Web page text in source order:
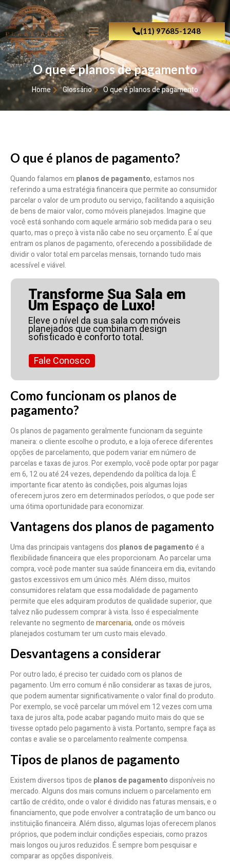
(11) 97685-1248
O que é planos de pagamento
Home Glossário O que é planos de pagamento
O que é planos de pagamento?
Quando falamos em planos de pagamento, estamos nos
referindo a uma estratégia financeira que permite ao consumidor
parcelar o valor de um produto ou serviço, facilitando a aquisição
de bens de maior valor, como móveis planejados. Imagine que
você está sonhando com aquele armário sob medida para o seu
quarto, mas o preço à vista não cabe no seu orçamento. É aí que
entram os planos de pagamento, oferecendo a possibilidade de
dividir o valor total em parcelas mensais, tornando tudo mais
acessível e viável.
Transforme Sua Sala em
Um Espaço de Luxo!
Eleve o nível da sua sala com móveis
planejados que combinam design
sofisticado e conforto total.
Fale Conosco
Como funcionam os planos de
pagamento?
Os planos de pagamento geralmente funcionam da seguinte
maneira: o cliente escolhe o produto, e a loja oferece diferentes
opções de parcelamento, que podem variar em número de
parcelas e taxas de juros. Por exemplo, você pode optar por pagar
em 6, 12 ou até 24 vezes, dependendo da política da loja. É
importante ficar atento às condições, pois algumas lojas
oferecem juros zero em determinados períodos, o que pode ser
uma ótima oportunidade para economizar.
Vantagens dos planos de pagamento
Uma das principais vantagens dos planos de pagamentoé a
flexibilidade financeira que eles proporcionam. Ao parcelar uma
compra, você pode manter sua saúde financeira em dia, evitando
gastos excessivos em um único mês. Além disso, muitos
consumidores relatam que essa modalidade de pagamento
permite que eles adquiram produtos de qualidade superior, que
talvez não pudessem comprar à vista. Isso é especialmente
relevante no segmento demarcenaria, onde os móveis
planejados costumam ter um custo mais elevado.
Desvantagens a considerar
Por outro lado, é preciso ter cuidado com os planos de
pagamento. Um erro comum é não considerar as taxas de juros,
que podem aumentar significativamente o valor final do produto.
Por exemplo, se você parcelar um móvel em 12 vezes com uma
taxa de juros alta, pode acabar pagando muito mais do que se
tivesse optado pelo pagamento à vista. Portanto, sempre faça as
contas e avalie se o parcelamento realmente compensa.
Tipos de planos de pagamento
Existem diversos tipos de planos de pagamentodisponíveis no
mercado. Alguns dos mais comuns incluem o parcelamento em
cartão de crédito, onde o valor é dividido nas faturas mensais, e o
financiamento, que pode envolver a contratação de um banco ou
instituição financeira. Além disso, algumas lojas oferecem planos
próprios, que podem incluir condições especiais, como prazos
mais longos ou juros reduzidos. É sempre bom pesquisar e
comparar as opções disponíveis.